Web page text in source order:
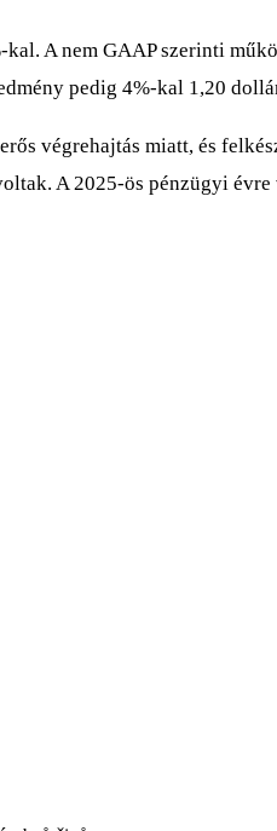
A nem GAAP szerinti
pedig 4%-kal 1,20
végrehajtás miatt, és
A 2025-ös pénzügyi